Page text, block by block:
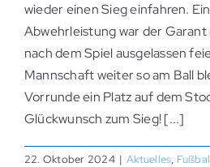
wieder einen Sieg einfahren.
Abwehrleistung war der Garant
nach dem Spiel ausgelassen
Mannschaft weiter so am Ball
Vorrunde ein Platz auf dem
Glückwunsch zum Sieg! [...]
22. Oktober 2024 | Aktuelles,